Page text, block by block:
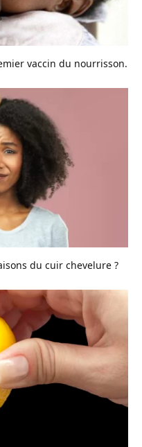
vaccin du nourrisson.
du cuir chevelure ?